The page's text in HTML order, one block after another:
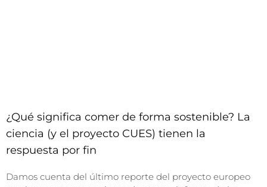
¿Qué significa comer de forma sostenible? La
ciencia (y el proyecto CUES) tienen la
respuesta por fin
Damos cuenta del último reporte del proyecto europeo